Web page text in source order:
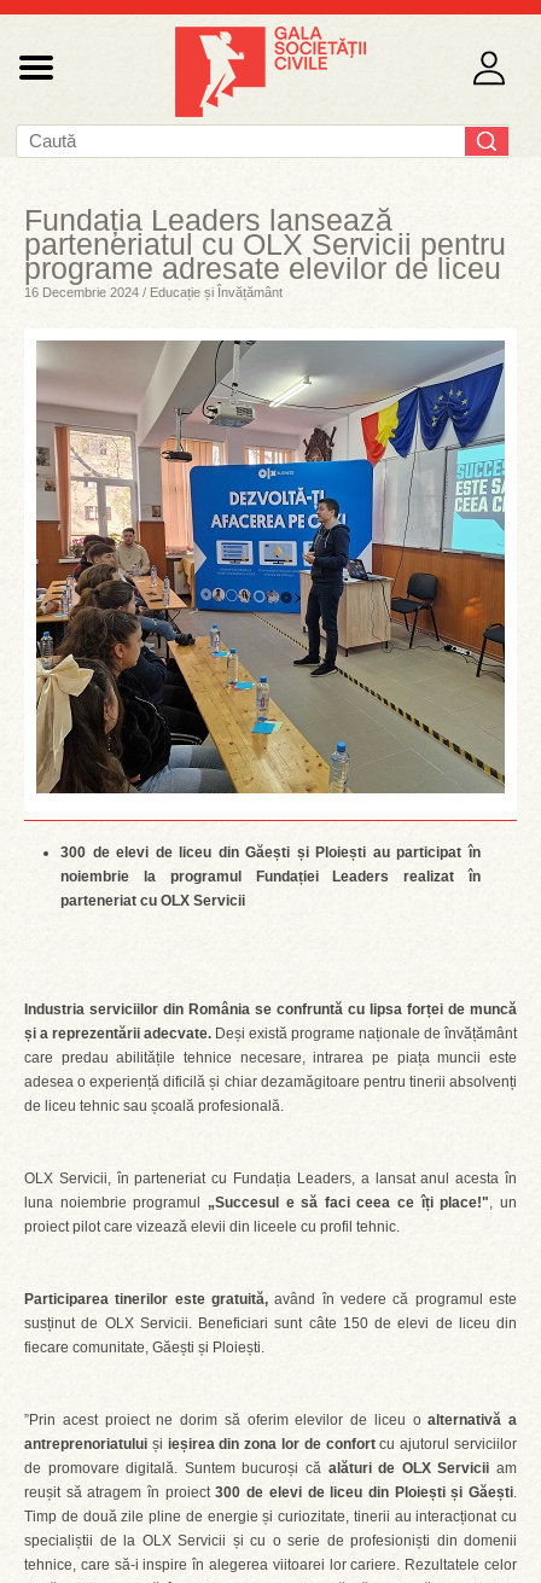
Fundația Leaders lansează
parteneriatul cu OLX Servicii pentru
programe adresate elevilor de liceu
16 Decembrie 2024 / Educație și Învățământ
300 de elevi de liceu din Găești și Ploiești au participat în
noiembrie la programul Fundației Leaders realizat în
parteneriat cu OLX Servicii
Industria serviciilor din România se confruntă cu lipsa forței de muncă
și a reprezentării adecvate. Deși există programe naționale de învățământ
care predau abilitățile tehnice necesare, intrarea pe piața muncii este
adesea o experiență dificilă și chiar dezamăgitoare pentru tinerii absolvenți
de liceu tehnic sau școală profesională.
OLX Servicii, în parteneriat cu Fundația Leaders, a lansat anul acesta în
luna noiembrie programul „Succesul e să faci ceea ce îți place!", un
proiect pilot care vizează elevii din liceele cu profil tehnic.
Participarea tinerilor este gratuită, având în vedere că programul este
susținut de OLX Servicii. Beneficiari sunt câte 150 de elevi de liceu din
fiecare comunitate, Găești și Ploiești.
”Prin acest proiect ne dorim să oferim elevilor de liceu oalternativă a
antreprenoriatului și ieșirea din zona lor de confortcu ajutorul serviciilor
de promovare digitală. Suntem bucuroși că alături de OLX Serviciiam
reușit să atragem în proiect300 de elevi de liceu din Ploiești și Găești.
Timp de două zile pline de energie și curiozitate, tinerii au interacționat cu
specialiștii de la OLX Servicii și cu o serie de profesioniști din domenii
tehnice, care să-i inspire în alegerea viitoarei lor cariere. Rezultatele celor